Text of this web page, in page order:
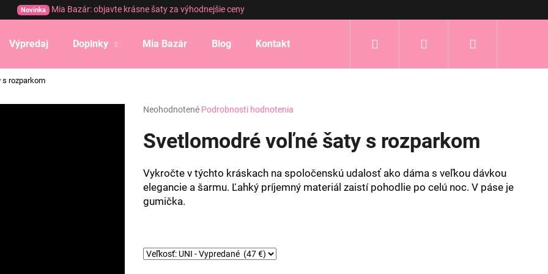
Novinka Mia Bazár: objavte krásne šaty za výhodnejšie ceny
Výpredaj Doplnky Mia Bazár Blog Kontakt Prihlásenie
s rozparkom
Priemerné
produktu
je
5
hviezdičiek.
Neohodnotené Podrobnosti hodnotenia
Svetlomodré voľné šaty s rozparkom
Vykročte v týchto kráskach na spoločenskú udalosť ako dáma s veľkou dávkou
elegancie a šarmu. Ľahký príjemný materiál zaistí pohodlie po celú noc. V páse je
gumička.
Čo potrebujete nájsť?
HĽADAŤ